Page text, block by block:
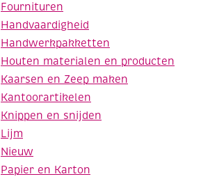
Fournituren
Handvaardigheid
Handwerkpakketten
Houten materialen en producten
Kaarsen en Zeep maken
Kantoorartikelen
Knippen en snijden
Lijm
Nieuw
Papier en Karton